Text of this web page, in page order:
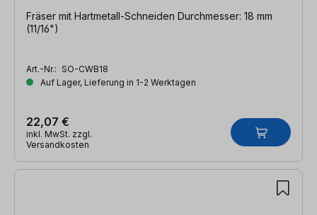
Fräser mit Hartmetall-Schneiden Durchmesser: 18 mm
(11/16")
Art.-Nr.: SO-CWB18
Auf Lager, Lieferung in 1-2 Werktagen
22,07 €
inkl. MwSt. zzgl.
Versandkosten